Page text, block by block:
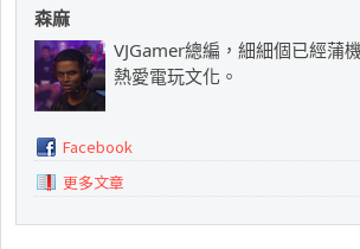
森麻
VJGamer總編，細細個已經蒲
熱愛電玩文化。
Facebook
更多文章